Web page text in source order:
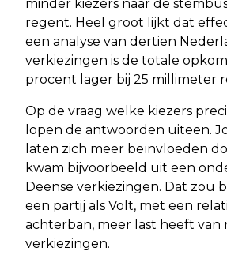
minder kiezers naar de
regent. Heel groot lijkt dat
een analyse van dertien
verkiezingen is de totale
procent lager bij 25 millimeter
Op de vraag welke kiezers
lopen de antwoorden uiteen.
laten zich meer beïnvloeden
kwam bijvoorbeeld uit een
Deense verkiezingen. Dat zou
een partij als Volt, met een
achterban, meer last heeft van
verkiezingen.